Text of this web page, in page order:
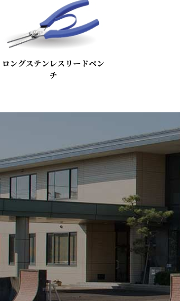
ロングステンレスリードペン
チ